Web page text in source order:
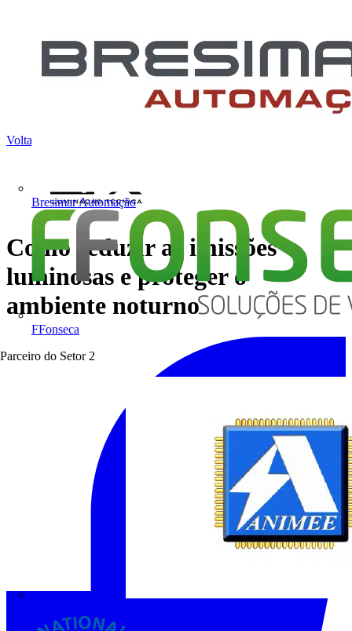
Bresimar Automação
FFonseca
Parceiro do Setor 2
Voltar para Notícias
Como reduzir as imissões
luminosas e proteger o
ambiente noturno